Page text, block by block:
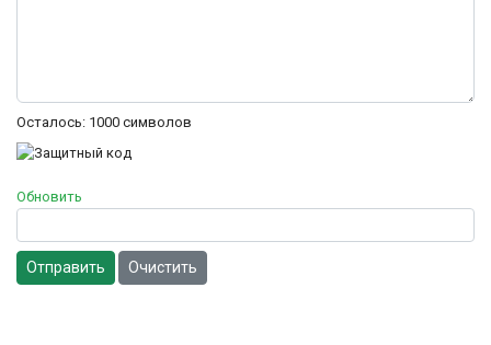
Осталось: 1000 символов
Обновить
Отправить Очистить